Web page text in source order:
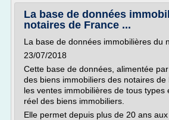
La base de données
notaires de France ...
La base de données immobilières du
23/07/2018
Cette base de données, alimentée
des biens immobiliers des notaires
les ventes immobilières de tous types
réel des biens immobiliers.
Elle permet depuis plus de 20 ans